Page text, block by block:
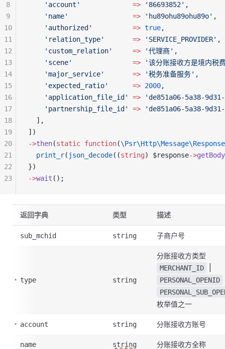
    'account'
             =>
'86693852' ,
    'name'
                =>
'hu89ohu89ohu89o' ,
    'authorized'
          =>
true,
    'relation_type'
       =>
'SERVICE_PROVIDER' ,
    'custom_relation'
     =>
'代理商' ,
    'scene'
               =>
'该分账接收方是境内税
    'major_service'
       =>
'税务准备服务' ,
    'expected_ratio'
      =>
2000,
    'application_file_id'
=> 'de851a06-5a38-
    'partnership_file_id'
=> 'de851a06-5a38-
  ],
])
->then(static function(
  print_r
( json_decode((string) $response->getBody
})
->wait ();
8
9
10
11
12
13
14
15
16
17
18
19
20
21
22
23
返回字典 类型 描述
sub_mchid string 子商户号
type string
分账接收方类型
MERCHANT_ID
PERSONAL_OPENID
枚举值之一
account string 分账接收方账号
name string 分账接收方全称